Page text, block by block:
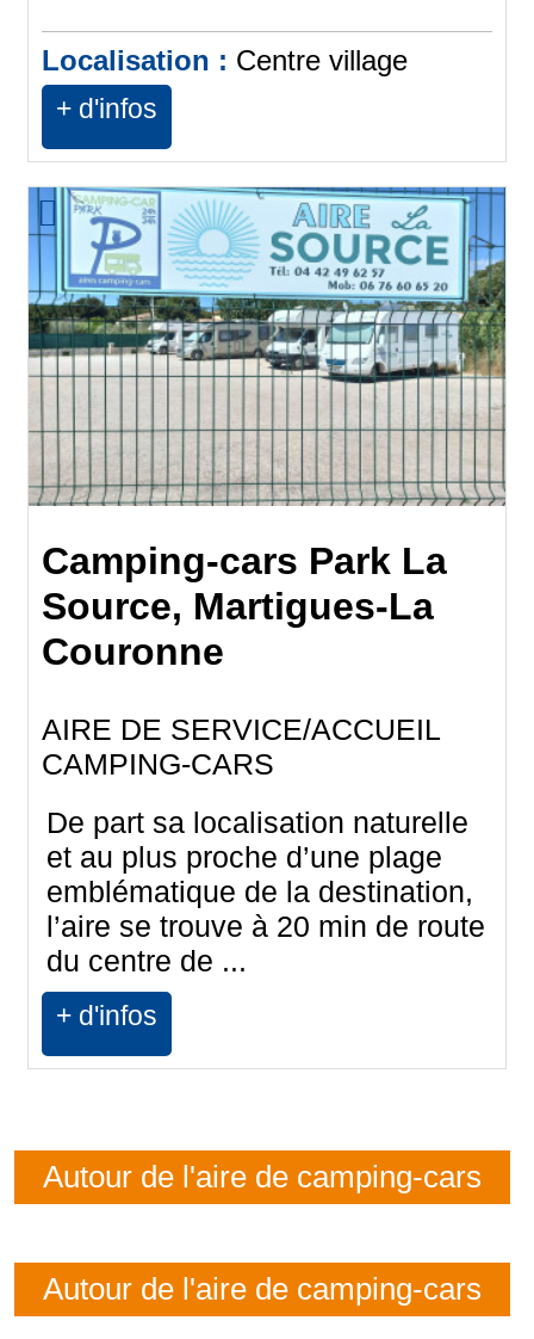
Localisation : Centre village
+ d'infos
Camping-cars Park La
Source, Martigues-La
Couronne
AIRE DE SERVICE/ACCUEIL
CAMPING-CARS
De part sa localisation naturelle
et au plus proche d’une plage
emblématique de la destination,
l’aire se trouve à 20 min de route
du centre de ...
+ d'infos
Autour de l'aire de camping-cars
Autour de l'aire de camping-cars